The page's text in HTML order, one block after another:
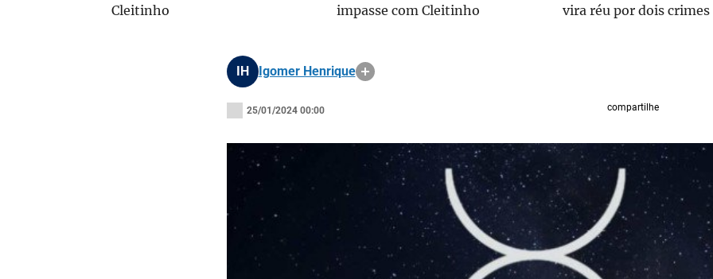
Cleitinho
impasse com Cleitinho
vira réu por dois crimes
IH Igomer Henrique
25/01/2024 00:00 compartilhe